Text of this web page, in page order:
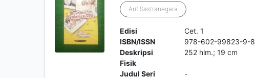
Arif Sastranegara
Edisi
Cet. 1
ISBN/ISSN
978-602-99823-9-8
Deskripsi
Fisik
252 hlm.; 19 cm
Judul Seri -